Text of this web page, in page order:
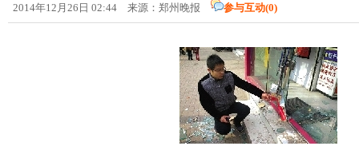
2014年12月26日 02:44 来源：郑州晚报 参与互动(0)